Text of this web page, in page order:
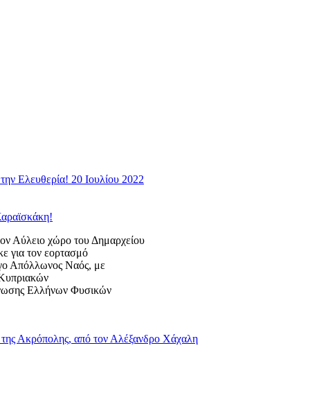
Ελευθερία! 20 Ιουλίου 2022
χώρο του Δημαρχείου
για τον εορτασμό
Απόλλωνος Ναός, με
Ελλήνων Φυσικών
Ακρόπολης, από τον Αλέξανδρο Χάχαλη